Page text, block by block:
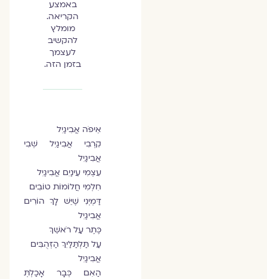
באמצע
הקריאה.
מומלץ
להקשיב
לעצמך
בזמן הזה.
אֵיפֹה אֲבִיגַיִל
קִרְבִי אֲבִיגַיִל שְׁבִי
אֲבִיגַיִל
עִצְמִי עֵינַיִם אֲבִיגַיִל
חִלְמִי חֲלוֹמוֹת טוֹבִים
דַּמְיְנִי שֶׁיֵּשׁ לָךְ הוֹרִים
אֲבִיגַיִל
כֶּתֶר עַל רֹאשֵׁךְ
עַל תַּלְתַּלַּיִךְ הַזְּהֻבִּים
אֲבִיגַיִל
הַאִם כְּבָר אָכַלְתְּ